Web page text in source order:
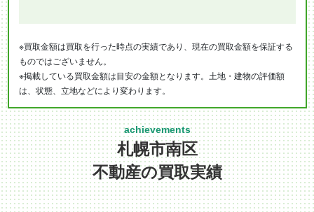
※買取金額は買取を行った時点の実績であり、現在の買取金額を保証する
ものではございません。
※掲載している買取金額は目安の金額となります。土地・建物の評価額
は、状態、立地などにより変わります。
札幌市南区
不動産の買取実績